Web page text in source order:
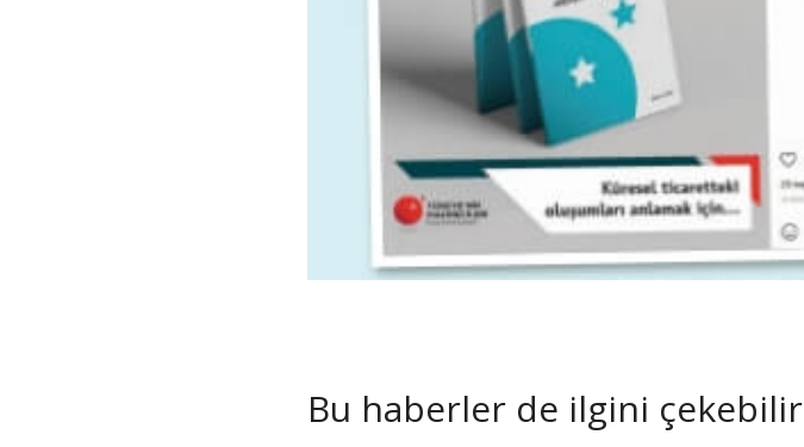
Bu haberler de ilgini çekebilir